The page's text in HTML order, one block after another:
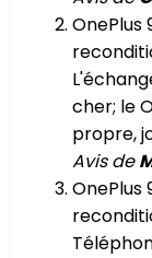
OnePlus
cher; le
propre,
Avis de
OnePlus